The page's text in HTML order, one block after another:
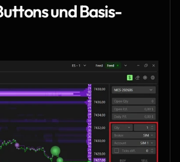
und Basis-